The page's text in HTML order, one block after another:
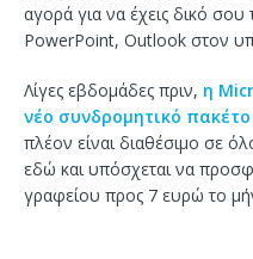
αγορά για να έχεις δικό
PowerPoint, Outlook στον
Λίγες εβδομάδες πριν, η
νέο συνδρομητικό πακέτο
πλέον είναι διαθέσιμο σε
εδώ και υπόσχεται να
γραφείου προς 7 ευρώ το